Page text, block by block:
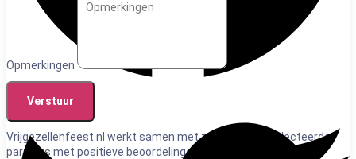
Opmerkingen
Verstuur
Vrijgezellenfeest.nl werkt samen met zorgvuldig geselecteerde
partners met positieve beoordelingen en ontvangt duizenden